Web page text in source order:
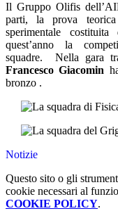
Il Gruppo Olifis
parti, la prova
sperimentale
quest’anno la
squadre. Nella gara
Francesco Giacomin
bronzo .
Notizie
Questo sito o gli
cookie necessari al
COOKIE POLICY.